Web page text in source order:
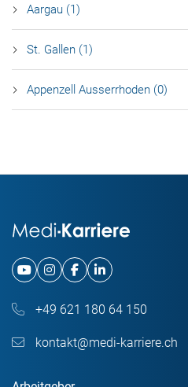
Aargau (1)
St. Gallen (1)
Appenzell Ausserrhoden (0)
+49 621 180 64 150
kontakt@medi-karriere.ch